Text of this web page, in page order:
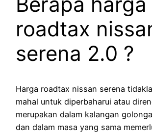
roadtax
serena 2.0 ?
Harga roadtax nissan serena
mahal untuk diperbaharui atau
merupakan dalam kalangan
dan dalam masa yang sama